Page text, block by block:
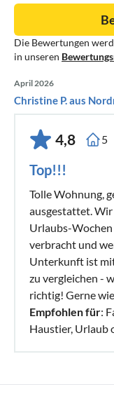
Schlafräume
- 2 Einzelbetten
- 1 Babybett
Die Bewertungen
in unseren
April 2026
Christine P. aus
4,8 5
Top!!!
Tolle Wohnung,
ausgestattet.
Urlaubs-
verbracht und
Unterkunft ist
zu vergleichen -
richtig! Gerne
Empfohlen für:
Haustier, Urlaub